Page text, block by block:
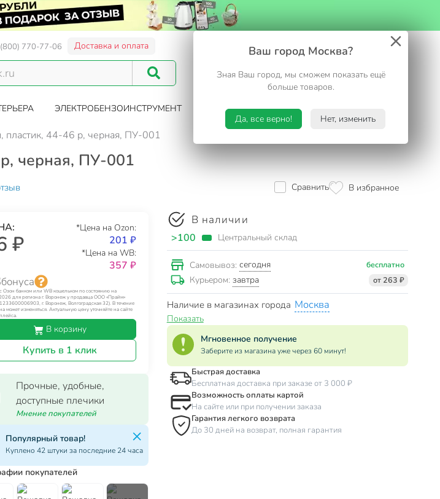
Ваш город Москва?
Зная Ваш город, мы сможем показать ещё
больше товаров.
Да, все верно! Нет, изменить
770-77-06 Доставка и оплата
Корзина
ЭЛЕКТРОБЕНЗОИНСТРУМЕНТ САД И ОГОРОД ТУРИЗМ. ОТДЫХ НА ДАЧЕ
44-46 р, черная, ПУ-001
черная, ПУ-001
Сравнить В избранное
₽
*Цена на Ozon:
201 ₽
*Цена на WB:
357 ₽
бонуса
Озон банком или WB кошельком по состоянию на
для региона г. Воронеж у продавца ООО «Прайм»
г. Воронеж, Волгоградская 32). В течение
может изменяться. Актуальную цену уточняйте на сайте
В корзину
Купить в 1 клик
Прочные, удобные,
доступные плечики
Мнение покупателей
Популярная категория!
За сутки куплено 549 товаров
покупателей
В наличии
>100 Центральный склад
Самовывоз: сегодня бесплатно
Курьером: завтра от 263 ₽
Наличие в магазинах города Москва
Показать
Мгновенное получение
Заберите из магазина уже через 60 минут!
Быстрая доставка
Бесплатная доставка при заказе от 3 000 ₽
Возможность оплаты картой
На сайте или при получении заказа
Гарантия легкого возврата
До 30 дней на возврат, полная гарантия